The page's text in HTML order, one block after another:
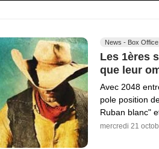
News - Box Office
Les 1ères
que leur
Avec 2048
pole position
Ruban blanc"
mercredi 21